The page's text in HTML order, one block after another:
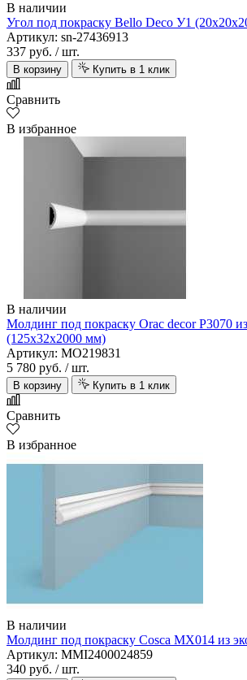
В наличии
Угол под покраску Bello Deco У1
Артикул: sn-27436913
337 руб. / шт.
В корзину Купить в 1 клик
Сравнить
В избранное
В наличии
Молдинг под покраску Orac decor P3070
(125х32х2000 мм)
Артикул: MO219831
5 780 руб. / шт.
В корзину Купить в 1 клик
Сравнить
В избранное
В наличии
Молдинг под покраску Cosca MX014 из
Артикул: MMI2400024859
340 руб. / шт.